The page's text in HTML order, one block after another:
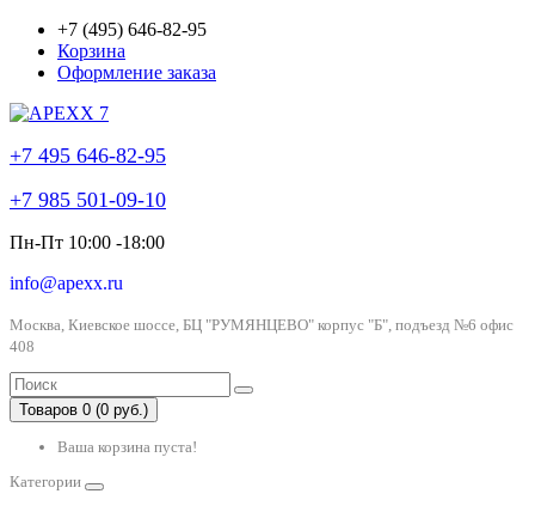
+7 (495) 646-82-95
Корзина
Оформление заказа
+7 495 646-82-95
+7 985 501-09-10
Пн-Пт 10:00 -18:00
info@apexx.ru
Москва, Киевское шоссе, БЦ "РУМЯНЦЕВО" корпус "Б", подъезд №6 офис
408
Товаров 0 (0 руб.)
Ваша корзина пуста!
Категории